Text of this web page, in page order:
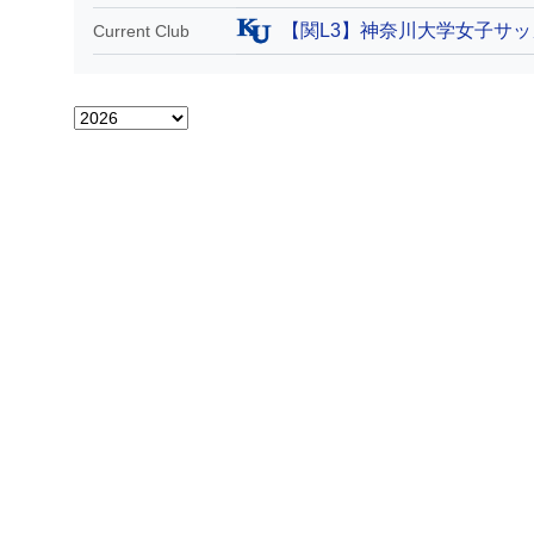
Current Club 【関L3】神奈川大学女子サ